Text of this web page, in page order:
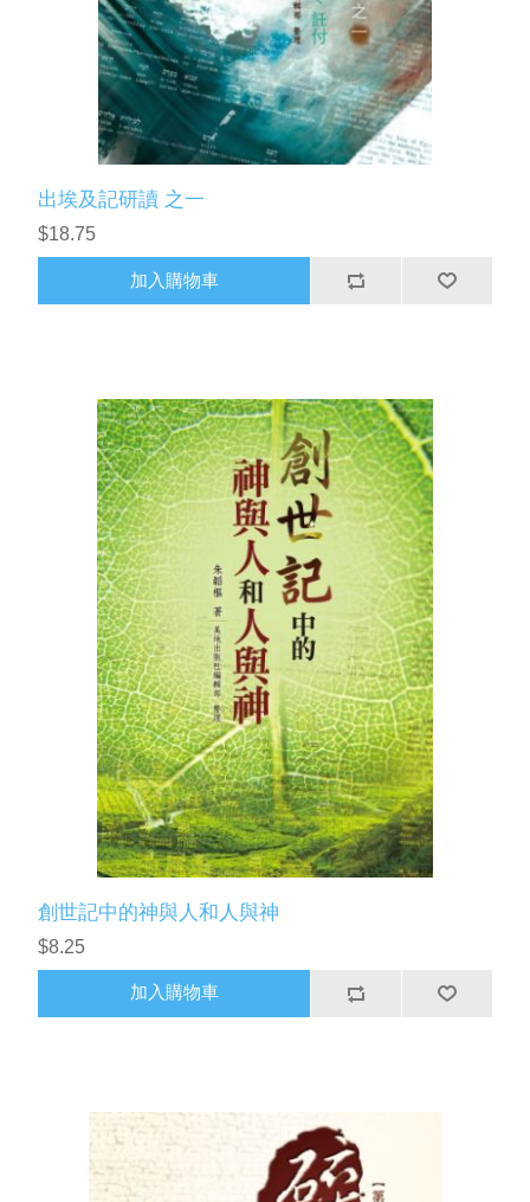
出埃及記研讀 之一
$18.75
加入購物車
創世記中的神與人和人與神
$8.25
加入購物車